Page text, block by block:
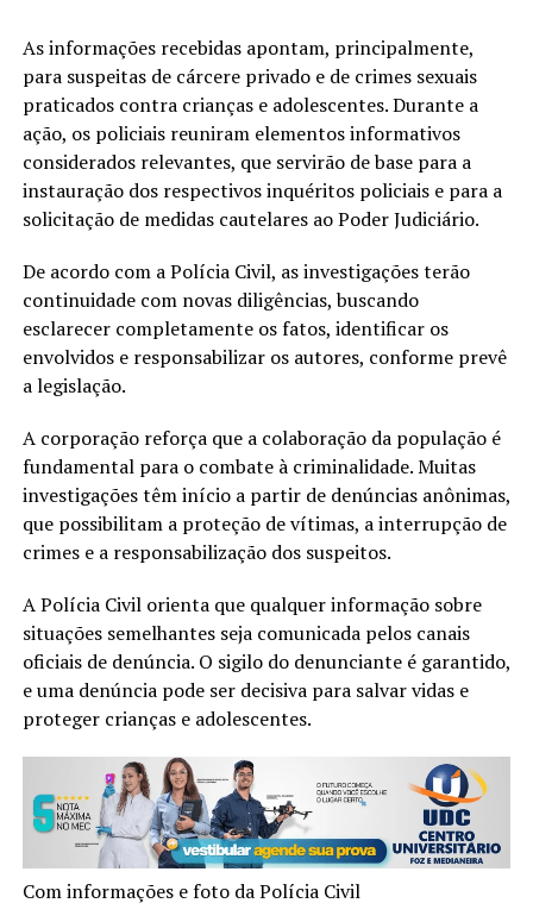
As informações recebidas apontam, principalmente,
para suspeitas de cárcere privado e de crimes sexuais
praticados contra crianças e adolescentes. Durante a
ação, os policiais reuniram elementos informativos
considerados relevantes, que servirão de base para a
instauração dos respectivos inquéritos policiais e para a
solicitação de medidas cautelares ao Poder Judiciário.
De acordo com a Polícia Civil, as investigações terão
continuidade com novas diligências, buscando
esclarecer completamente os fatos, identificar os
envolvidos e responsabilizar os autores, conforme prevê
a legislação.
A corporação reforça que a colaboração da população é
fundamental para o combate à criminalidade. Muitas
investigações têm início a partir de denúncias anônimas,
que possibilitam a proteção de vítimas, a interrupção de
crimes e a responsabilização dos suspeitos.
A Polícia Civil orienta que qualquer informação sobre
situações semelhantes seja comunicada pelos canais
oficiais de denúncia. O sigilo do denunciante é garantido,
e uma denúncia pode ser decisiva para salvar vidas e
proteger crianças e adolescentes.
Com informações e foto da Polícia Civil